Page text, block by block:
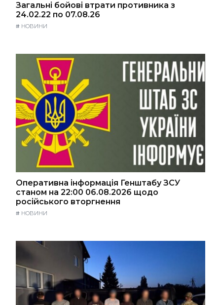
Загальні бойові втрати противника з
24.02.22 по 07.08.26
# НОВИНИ
Оперативна інформація Генштабу ЗСУ
станом на 22:00 06.08.2026 щодо
російського вторгнення
# НОВИНИ